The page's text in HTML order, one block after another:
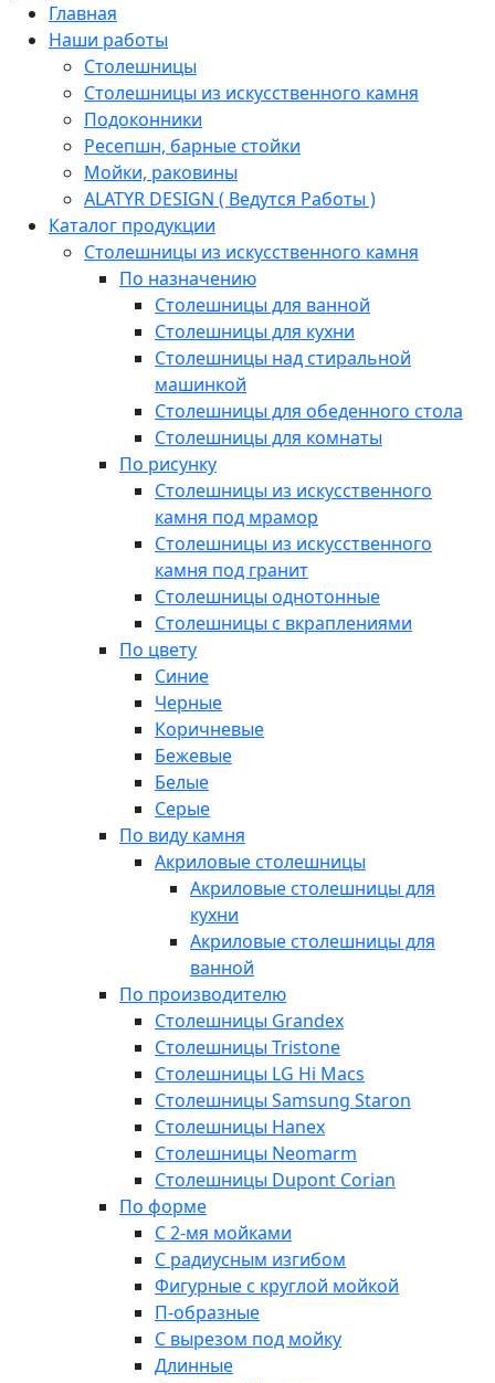
Главная
Наши работы
Столешницы
Столешницы из искусственного камня
Подоконники
Ресепшн, барные стойки
Мойки, раковины
ALATYR DESIGN ( Ведутся Работы )
Каталог продукции
Столешницы из искусственного камня
По назначению
Столешницы для ванной
Столешницы для кухни
Столешницы над стиральной
машинкой
Столешницы для обеденного стола
Столешницы для комнаты
По рисунку
Столешницы из искусственного
камня под мрамор
Столешницы из искусственного
камня под гранит
Столешницы однотонные
Столешницы с вкраплениями
По цвету
Синие
Черные
Коричневые
Бежевые
Белые
Серые
По виду камня
Акриловые столешницы
Акриловые столешницы для
кухни
Акриловые столешницы для
ванной
По производителю
Столешницы Grandex
Столешницы Tristone
Столешницы LG Hi Macs
Столешницы Samsung Staron
Столешницы Hanex
Столешницы Neomarm
Столешницы Dupont Corian
По форме
С 2-мя мойками
С радиусным изгибом
Фигурные с круглой мойкой
П-образные
С вырезом под мойку
Длинные